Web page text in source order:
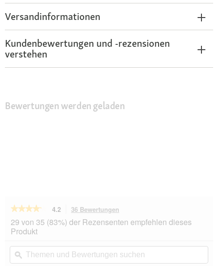
Versandinformationen
Kundenbewertungen und -rezensionen
verstehen
Bewertungen werden geladen
★★★★★
★★★★★
von
5
lesen
für
4.2 36 Bewertungen
dieser
Aktion
du
zu
29 von 35 (83%) der Rezensenten empfehlen dieses
Produkt
Themen
und
Bewertungen
ϙ